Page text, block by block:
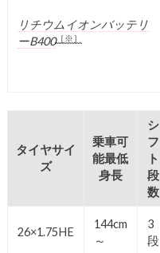
リチウムイオンバッテリ
ーB400［※］
タイヤサイ
ズ
乗車可
能最低
身長
シ
フ
ト
段
数
26×1.75HE
144cm
～
3
段